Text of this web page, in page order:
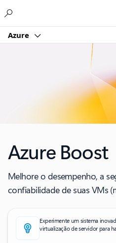
Azure
Azure Boost
Melhore o desempenho, a
confiabilidade de suas VMs
Experimente um sistema
virtualização de servidor para